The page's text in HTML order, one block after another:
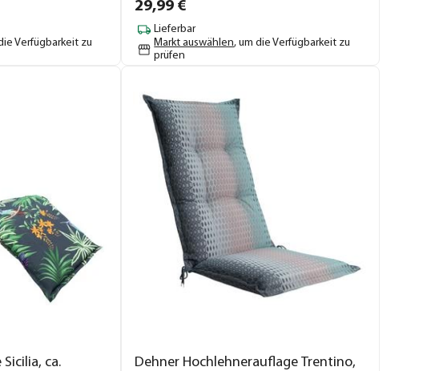
Verfügbarkeit zu
29,99 €
Lieferbar
Markt auswählen, um die Verfügbarkeit zu
prüfen
ca.
Dehner Hochlehnerauflage Trentino,